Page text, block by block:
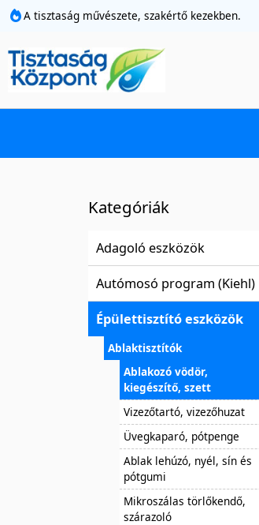
A tisztaság művészete, szakértő kezekben.
Kategóriák
Adagoló eszközök
Autómosó program (Kiehl)
Épülettisztító eszközök
Ablaktisztítók
Ablakozó vödör,
kiegészítő, szett
Vizezőtartó, vizezőhuzat
Üvegkaparó, pótpenge
Ablak lehúzó, nyél, sín és
pótgumi
Mikroszálas törlőkendő,
szárazoló